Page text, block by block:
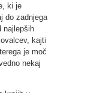
ki je
do zadnjega
najlepših
kajti
je moč
nekaj